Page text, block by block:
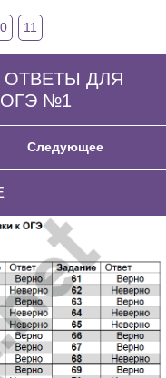
11
ДЛЯ
№1
Следующее